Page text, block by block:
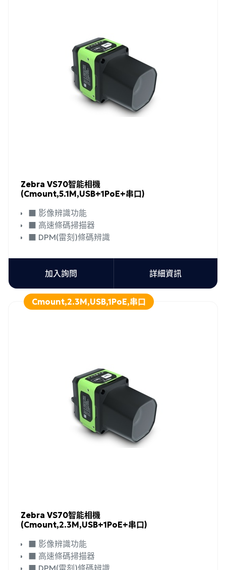
Zebra VS70智能相機
(Cmount,5.1M,USB+1PoE+串口)
■ 影像辨識功能
■ 高速條碼掃描器
■ DPM(雷刻)條碼辨識
加入詢問 詳細資訊
Cmount,2.3M,USB,1PoE,串口
Zebra VS70智能相機
(Cmount,2.3M,USB+1PoE+串口)
■ 影像辨識功能
■ 高速條碼掃描器
■ DPM(雷刻)條碼辨識